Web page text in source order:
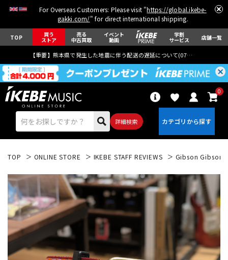
For Overseas Customers: Please visit "https://global.ikebe-
gakki.com/" for direct international shipping.
TOP 買う
ストア
売る
中古買取
イベント
動画
学割
サービス 店舗一覧
【重要】熊本県で発生した地震に伴う配送の遅延について(07月29日
詳細検索
0
エレキギター アコギ/エレアコ
TOP ONLINE STORE IKEBE STAFF REVIEWS Gibson Gibson